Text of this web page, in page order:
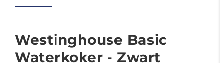
Westinghouse Basic
Waterkoker - Zwart